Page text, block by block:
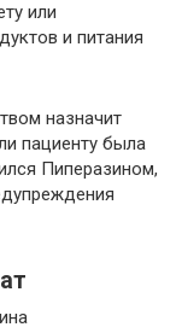
или
и питания
назначит
пациенту была
Пиперазином,